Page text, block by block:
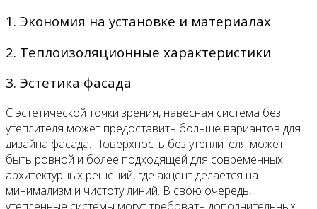
1. Экономия на установке и материалах
2. Теплоизоляционные характеристики
3. Эстетика фасада
С эстетической точки зрения, навесная система без
утеплителя может предоставить больше вариантов для
дизайна фасада. Поверхность без утеплителя может
быть ровной и более подходящей для современных
архитектурных решений, где акцент делается на
минимализм и чистоту линий. В свою очередь,